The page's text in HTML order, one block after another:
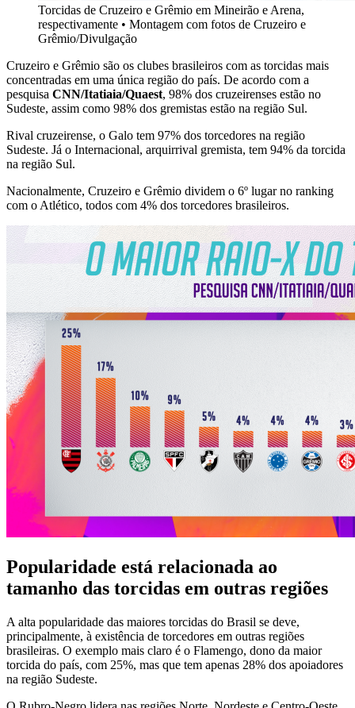
Torcidas de Cruzeiro e Grêmio em Mineirão e Arena,
respectivamente • Montagem com fotos de Cruzeiro e
Grêmio/Divulgação
Cruzeiro e Grêmio são os clubes brasileiros com as torcidas mais
concentradas em uma única região do país. De acordo com a
pesquisa CNN/Itatiaia/Quaest, 98% dos cruzeirenses estão no
Sudeste, assim como 98% dos gremistas estão na região Sul.
Rival cruzeirense, o Galo tem 97% dos torcedores na região
Sudeste. Já o Internacional, arquirrival gremista, tem 94% da torcida
na região Sul.
Nacionalmente, Cruzeiro e Grêmio dividem o 6º lugar no ranking
com o Atlético, todos com 4% dos torcedores brasileiros.
Popularidade está relacionada ao
tamanho das torcidas em outras regiões
A alta popularidade das maiores torcidas do Brasil se deve,
principalmente, à existência de torcedores em outras regiões
brasileiras. O exemplo mais claro é o Flamengo, dono da maior
torcida do país, com 25%, mas que tem apenas 28% dos apoiadores
na região Sudeste.